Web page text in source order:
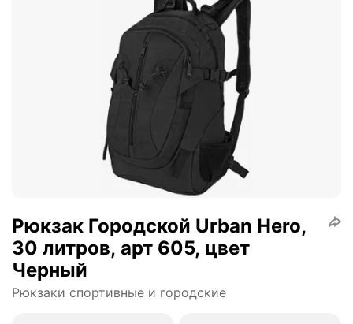
Рюкзак Городской Urban Hero,
30 литров, арт 605, цвет
Черный
Рюкзаки спортивные и городские